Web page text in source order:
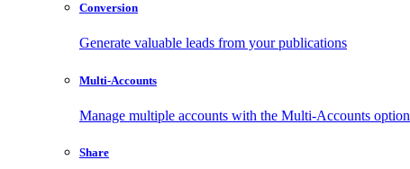
Conversion
Generate valuable leads from your publications
Multi-Accounts
Manage multiple accounts with the Multi-Accounts option
Share